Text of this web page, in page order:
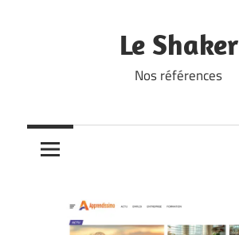
Le Shaker
Nos références